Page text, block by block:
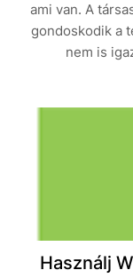
ami van. A
gondoskodik a
nem is
Használj